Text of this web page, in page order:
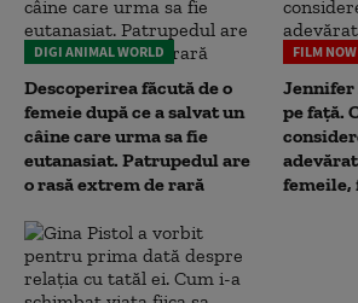
DIGI ANIMAL WORLD
Descoperirea făcută de o
femeie după ce a salvat un
câine care urma sa fie
eutanasiat. Patrupedul are
o rasă extrem de rară
FILM NOW
Jennifer
pe față.
femeile,